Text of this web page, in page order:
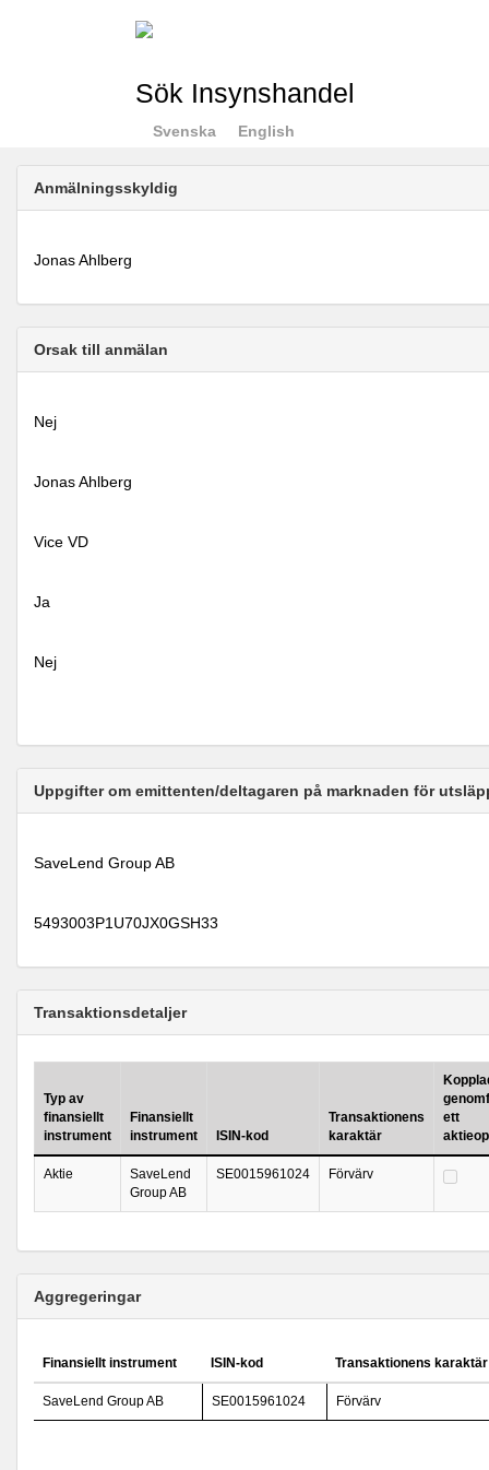
Sök Insynshandel
Svenska English
Anmälningsskyldig
Jonas Ahlberg
Orsak till anmälan
Nej
Jonas Ahlberg
Vice VD
Ja
Nej
Uppgifter om emittenten/deltagaren på marknaden för
SaveLend Group AB
5493003P1U70JX0GSH33
Transaktionsdetaljer
Typ av
finansiellt
instrument
Finansiellt
instrument
ISIN-kod
Transaktionens
karaktär
ett
Aktie
SaveLend
Group AB
SE0015961024 Förvärv
Aggregeringar
Finansiellt instrument ISIN-kod Transaktionens karaktär
SaveLend Group AB SE0015961024 Förvärv